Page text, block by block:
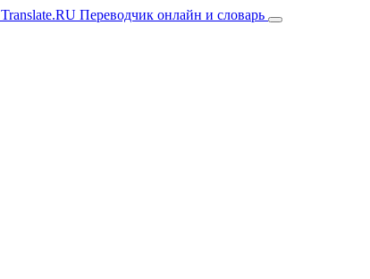
Translate.RU Переводчик онлайн и словарь